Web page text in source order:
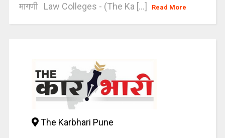
मागणी Law Colleges - (The Ka [...]
Read More
The Karbhari Pune